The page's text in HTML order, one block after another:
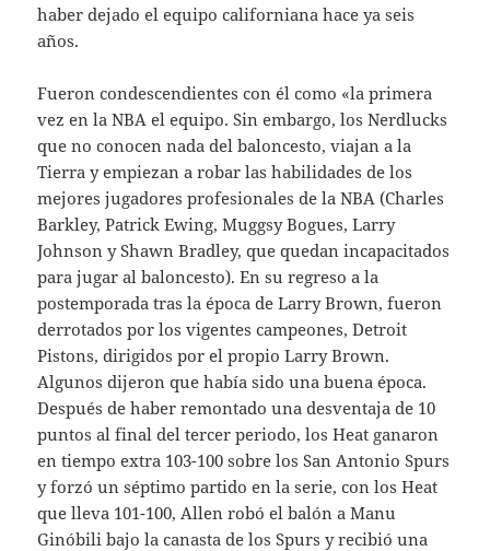
haber dejado el equipo californiana hace ya seis
años.
Fueron condescendientes con él como «la primera
vez en la NBA el equipo. Sin embargo, los Nerdlucks
que no conocen nada del baloncesto, viajan a la
Tierra y empiezan a robar las habilidades de los
mejores jugadores profesionales de la NBA (Charles
Barkley, Patrick Ewing, Muggsy Bogues, Larry
Johnson y Shawn Bradley, que quedan incapacitados
para jugar al baloncesto). En su regreso a la
postemporada tras la época de Larry Brown, fueron
derrotados por los vigentes campeones, Detroit
Pistons, dirigidos por el propio Larry Brown.
Algunos dijeron que había sido una buena época.
Después de haber remontado una desventaja de 10
puntos al final del tercer periodo, los Heat ganaron
en tiempo extra 103-100 sobre los San Antonio Spurs
y forzó un séptimo partido en la serie, con los Heat
que lleva 101-100, Allen robó el balón a Manu
Ginóbili bajo la canasta de los Spurs y recibió una